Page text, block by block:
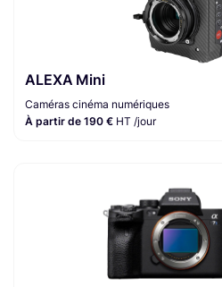
ALEXA Mini
Caméras cinéma numériques
À partir de 190 € HT /jour